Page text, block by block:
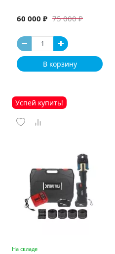
75 000 ₽
60 000 ₽
В корзину
Успей купить!
На складе